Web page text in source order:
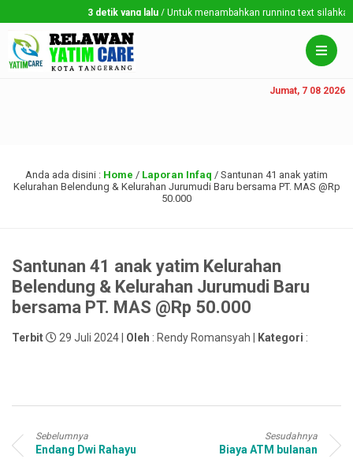
3 detik yang lalu/ Untuk menambahkan running text silahkan
Jumat, 7 08 2026
Anda ada disini : Home / Laporan Infaq / Santunan 41 anak yatim
Kelurahan Belendung & Kelurahan Jurumudi Baru bersama PT. MAS @Rp
50.000
Santunan 41 anak yatim Kelurahan
Belendung & Kelurahan Jurumudi Baru
bersama PT. MAS @Rp 50.000
Terbit 29 Juli 2024 | Oleh : Rendy Romansyah | Kategori :
Sebelumnya
Endang Dwi Rahayu
Sesudahnya
Biaya ATM bulanan